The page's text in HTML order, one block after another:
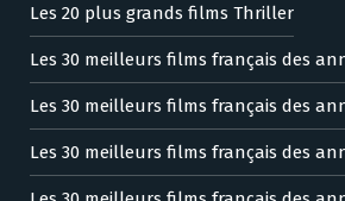
Les 20 plus grands films Thriller
Les 30 meilleurs films français des
Les 30 meilleurs films français des
Les 30 meilleurs films français des